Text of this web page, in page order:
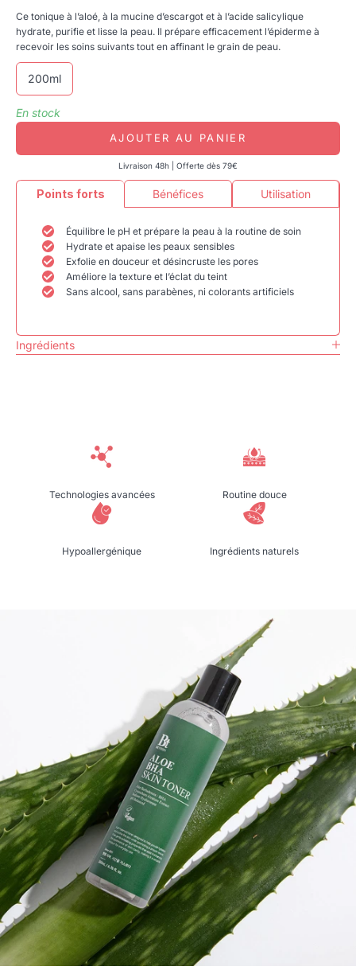
Ce tonique à l’aloé, à la mucine d’escargot et à l’acide salicylique
hydrate, purifie et lisse la peau. Il prépare efficacement l’épiderme à
recevoir les soins suivants tout en affinant le grain de peau.
200ml
En stock
AJOUTER AU PANIER
Livraison 48h | Offerte dès 79€
Points forts Bénéfices Utilisation
Équilibre le pH et prépare la peau à la routine de soin
Hydrate et apaise les peaux sensibles
Exfolie en douceur et désincruste les pores
Améliore la texture et l’éclat du teint
Sans alcool, sans parabènes, ni colorants artificiels
Ingrédients
Technologies avancées Routine douce
Hypoallergénique Ingrédients naturels